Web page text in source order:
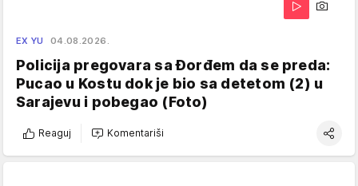
EX YU 04.08.2026.
Policija pregovara sa Đorđem da se preda:
Pucao u Kostu dok je bio sa detetom (2) u
Sarajevu i pobegao (Foto)
Reaguj Komentariši